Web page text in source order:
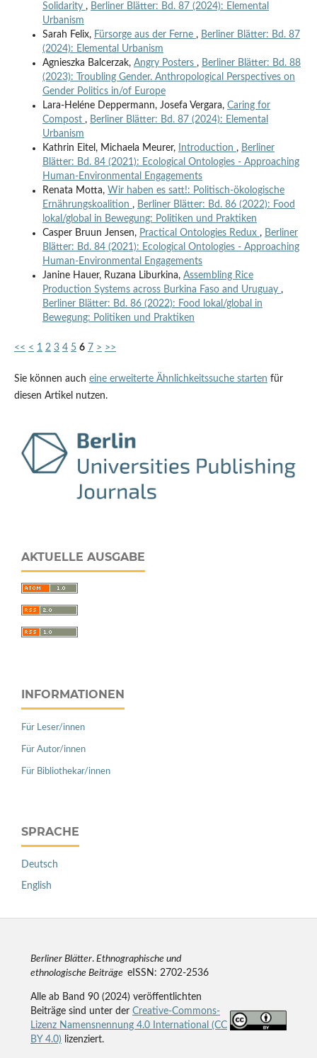
Solidarity , Berliner Blätter: Bd. 87 (2024): Elemental
Urbanism
Sarah Felix, Fürsorge aus der Ferne , Berliner Blätter: Bd. 87
(2024): Elemental Urbanism
Agnieszka Balcerzak, Angry Posters , Berliner Blätter: Bd. 88
(2023): Troubling Gender. Anthropological Perspectives on
Gender Politics in/of Europe
Lara-Heléne Deppermann, Josefa Vergara, Caring for
Compost , Berliner Blätter: Bd. 87 (2024): Elemental
Urbanism
Kathrin Eitel, Michaela Meurer,
Introduction , Berliner
Blätter: Bd. 84 (2021): Ecological Ontologies - Approaching
Human-Environmental Engagements
Renata Motta, Wir haben es satt!: Politisch-ökologische
Ernährungskoalition , Berliner Blätter: Bd. 86 (2022): Food
lokal/global in Bewegung: Politiken und Praktiken
Casper Bruun Jensen, Practical Ontologies Redux , Berliner
Blätter: Bd. 84 (2021): Ecological Ontologies - Approaching
Human-Environmental Engagements
Janine Hauer, Ruzana Liburkina, Assembling Rice
Production Systems across Burkina Faso and Uruguay ,
Berliner Blätter: Bd. 86 (2022): Food lokal/global in
Bewegung: Politiken und Praktiken
<< < 1 2 3 4 5 6 7 > >>
Sie können auch eine erweiterte Ähnlichkeitssuche starten für
diesen Artikel nutzen.
AKTUELLE AUSGABE
INFORMATIONEN
Für Leser/innen
Für Autor/innen
Für Bibliothekar/innen
SPRACHE
Deutsch
English
Berliner Blätter.Ethnographische und
ethnologische Beiträge eISSN: 2702-2536
Alle ab Band 90 (2024) veröffentlichten
Beiträge sind unter der Creative-Commons-
Lizenz Namensnennung 4.0 International (CC
BY 4.0) lizenziert.